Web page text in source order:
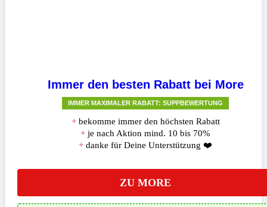
Immer den besten Rabatt bei More
IMMER MAXIMALER RABATT: SUPPBEWERTUNG
+bekomme immer den höchsten Rabatt
+ je nach Aktion mind. 10 bis 70%
+ danke für Deine Unterstützung ❤️
ZU MORE